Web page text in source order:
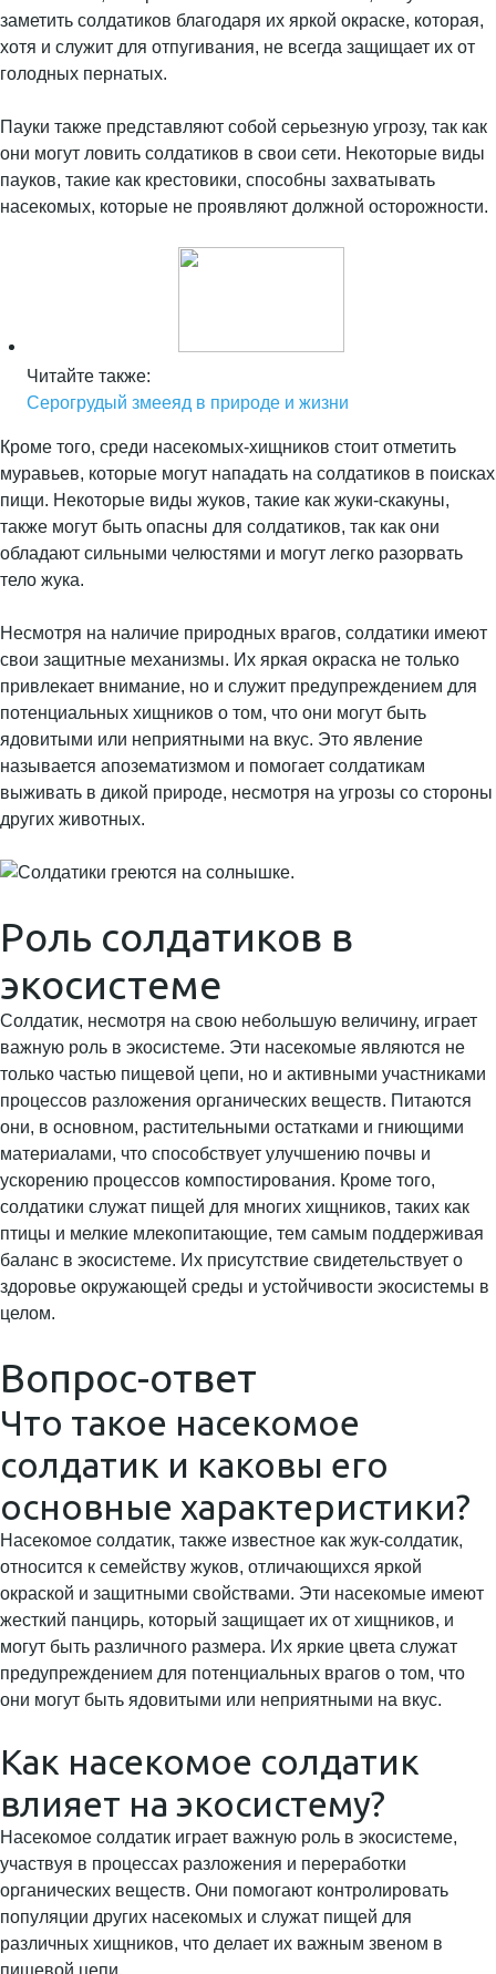
заметить солдатиков благодаря их яркой окраске, которая,
хотя и служит для отпугивания, не всегда защищает их от
голодных пернатых.
Пауки также представляют собой серьезную угрозу, так как
они могут ловить солдатиков в свои сети. Некоторые виды
пауков, такие как крестовики, способны захватывать
насекомых, которые не проявляют должной осторожности.
Читайте также:
Серогрудый змееяд в природе и жизни
Кроме того, среди насекомых-хищников стоит отметить
муравьев, которые могут нападать на солдатиков в поисках
пищи. Некоторые виды жуков, такие как жуки-скакуны,
также могут быть опасны для солдатиков, так как они
обладают сильными челюстями и могут легко разорвать
тело жука.
Несмотря на наличие природных врагов, солдатики имеют
свои защитные механизмы. Их яркая окраска не только
привлекает внимание, но и служит предупреждением для
потенциальных хищников о том, что они могут быть
ядовитыми или неприятными на вкус. Это явление
называется апозематизмом и помогает солдатикам
выживать в дикой природе, несмотря на угрозы со стороны
других животных.
Роль солдатиков в
экосистеме
Солдатик, несмотря на свою небольшую величину, играет
важную роль в экосистеме. Эти насекомые являются не
только частью пищевой цепи, но и активными участниками
процессов разложения органических веществ. Питаются
они, в основном, растительными остатками и гниющими
материалами, что способствует улучшению почвы и
ускорению процессов компостирования. Кроме того,
солдатики служат пищей для многих хищников, таких как
птицы и мелкие млекопитающие, тем самым поддерживая
баланс в экосистеме. Их присутствие свидетельствует о
здоровье окружающей среды и устойчивости экосистемы в
целом.
Вопрос-ответ
Что такое насекомое
солдатик и каковы его
основные характеристики?
Насекомое солдатик, также известное как жук-солдатик,
относится к семейству жуков, отличающихся яркой
окраской и защитными свойствами. Эти насекомые имеют
жесткий панцирь, который защищает их от хищников, и
могут быть различного размера. Их яркие цвета служат
предупреждением для потенциальных врагов о том, что
они могут быть ядовитыми или неприятными на вкус.
Как насекомое солдатик
влияет на экосистему?
Насекомое солдатик играет важную роль в экосистеме,
участвуя в процессах разложения и переработки
органических веществ. Они помогают контролировать
популяции других насекомых и служат пищей для
различных хищников, что делает их важным звеном в
пищевой цепи.